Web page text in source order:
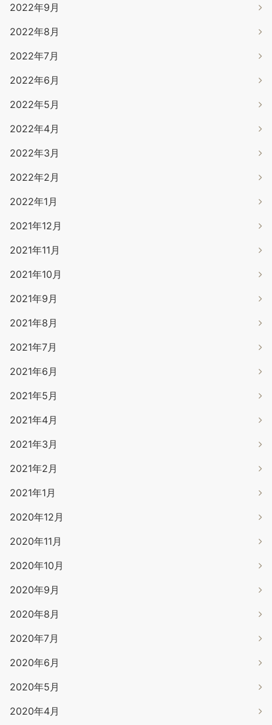
2022年9月
2022年8月
2022年7月
2022年6月
2022年5月
2022年4月
2022年3月
2022年2月
2022年1月
2021年12月
2021年11月
2021年10月
2021年9月
2021年8月
2021年7月
2021年6月
2021年5月
2021年4月
2021年3月
2021年2月
2021年1月
2020年12月
2020年11月
2020年10月
2020年9月
2020年8月
2020年7月
2020年6月
2020年5月
2020年4月